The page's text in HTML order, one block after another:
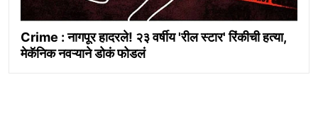
Crime : नागपूर हादरले! २३ वर्षीय 'रील स्टार' रिंकीची हत्या,
मेकॅनिक नवऱ्याने डोकं फोडलं